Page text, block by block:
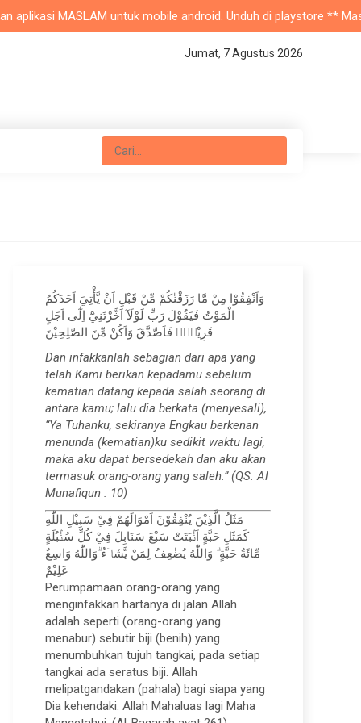
MASLAM untuk mobile android. Unduh di playstore ** Masjid
Jumat, 7 Agustus 2026
وَاَنْفِقُوْا مِنْ مَّا رَزَقْنٰكُمْ مِّنْ قَبْلِ اَنْ يَّأْتِيَ اَحَدَكُمُ
الْمَوْتُ فَيَقُوْلَ رَبِّ لَوْلَآ اَخَّرْتَنِيْٓ اِلٰٓى اَجَلٍ
قَرِيْبٍۚ فَاَصَّدَّقَ وَاَكُنْ مِّنَ الصّٰلِحِيْنَ
Dan infakkanlah sebagian dari apa yang
telah Kami berikan kepadamu sebelum
kematian datang kepada salah seorang di
antara kamu; lalu dia berkata (menyesali),
“Ya Tuhanku, sekiranya Engkau berkenan
menunda (kematian)ku sedikit waktu lagi,
maka aku dapat bersedekah dan aku akan
termasuk orang-orang yang saleh.” (QS. Al
Munafiqun : 10)
مَثَلُ الَّذِيْنَ يُنْفِقُوْنَ اَمْوَالَهُمْ فِيْ سَبِيْلِ اللّٰهِ
كَمَثَلِ حَبَّةٍ اَنْۢبَتَتْ سَبْعَ سَنَابِلَ فِيْ كُلِّ سُنْۢبُلَةٍ
مِّائَةُ حَبَّةٍ ۗ وَاللّٰهُ يُضٰعِفُ لِمَنْ يَّشَاۤءُ ۗوَاللّٰهُ وَاسِعٌ
عَلِيْمٌ
Perumpamaan orang-orang yang
menginfakkan hartanya di jalan Allah
adalah seperti (orang-orang yang
menabur) sebutir biji (benih) yang
menumbuhkan tujuh tangkai, pada setiap
tangkai ada seratus biji. Allah
melipatgandakan (pahala) bagi siapa yang
Dia kehendaki. Allah Mahaluas lagi Maha